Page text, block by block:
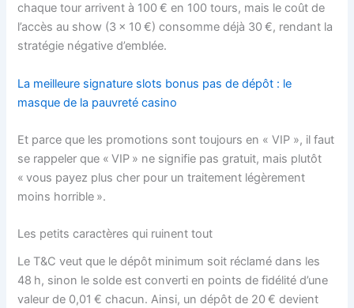
chaque tour arrivent à 100 € en 100 tours, mais le coût de
l’accès au show (3 × 10 €) consomme déjà 30 €, rendant la
stratégie négative d’emblée.
La meilleure signature slots bonus pas de dépôt : le
masque de la pauvreté casino
Et parce que les promotions sont toujours en « VIP », il faut
se rappeler que « VIP » ne signifie pas gratuit, mais plutôt
« vous payez plus cher pour un traitement légèrement
moins horrible ».
Les petits caractères qui ruinent tout
Le T&C veut que le dépôt minimum soit réclamé dans les
48 h, sinon le solde est converti en points de fidélité d’une
valeur de 0,01 € chacun. Ainsi, un dépôt de 20 € devient